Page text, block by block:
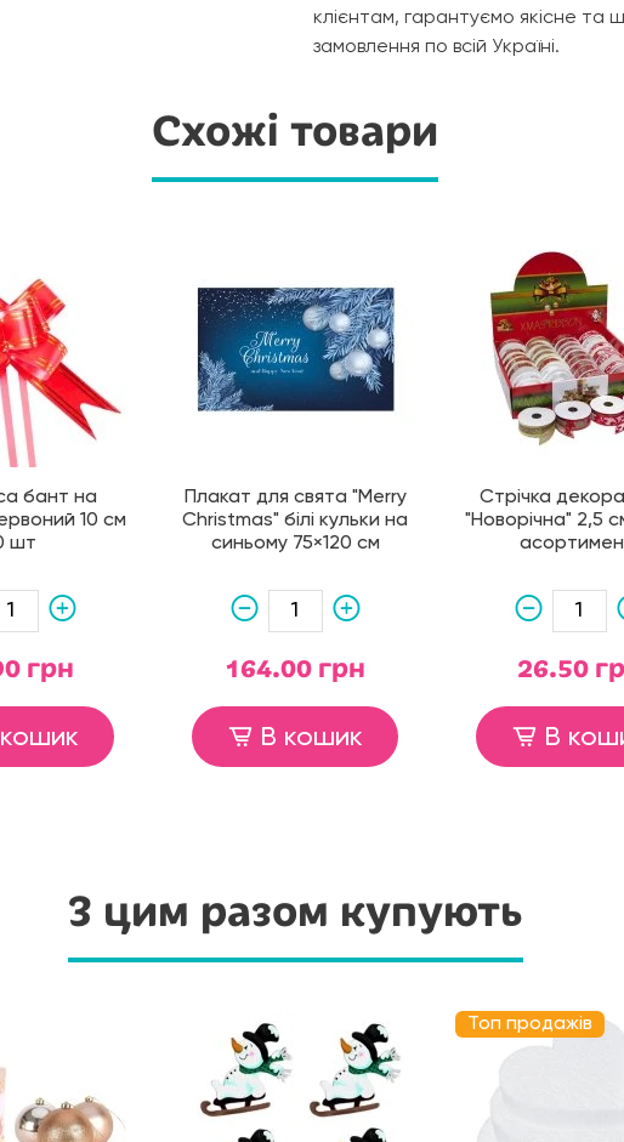
клієнтам, гарантуємо якісне та
замовлення по всій Україні.
Схожі товари
бант на
10 см
шт
грн
Плакат для свята "Merry
Christmas" білі кульки на
синьому 75×120 см
164.00 грн
В кошик
Стрічка
"Новорічна" 2,5
26.50
В
З цим разом купують
Топ продажів